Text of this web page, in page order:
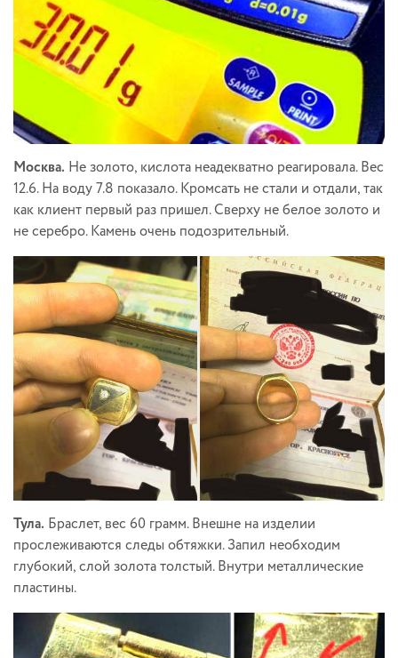
Москва. Не золото, кислота неадекватно реагировала. Вес
12.6. На воду 7.8 показало. Кромсать не стали и отдали, так
как клиент первый раз пришел. Сверху не белое золото и
не серебро. Камень очень подозрительный.
Тула. Браслет, вес 60 грамм. Внешне на изделии
прослеживаются следы обтяжки. Запил необходим
глубокий, слой золота толстый. Внутри металлические
пластины.